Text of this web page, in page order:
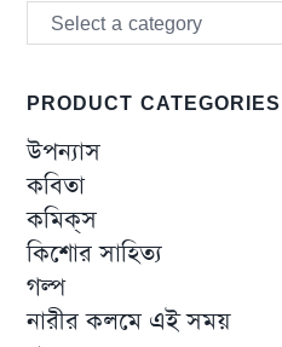
PRODUCT CATEGORIES
উপন্যাস
কবিতা
কমিক্‌স
কিশোর সাহিত্য
গল্প
নারীর কলমে এই সময়